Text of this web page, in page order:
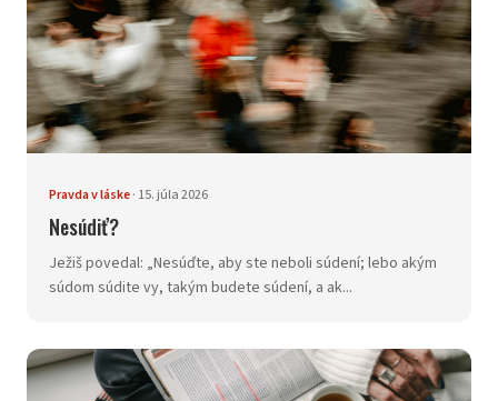
Pravda v láske· 15. júla 2026
Nesúdiť?
Ježiš povedal: „Nesúďte, aby ste neboli súdení; lebo akým
súdom súdite vy, takým budete súdení, a ak...